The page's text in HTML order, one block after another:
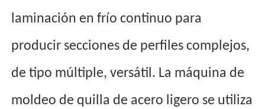
laminación en frío continuo para
producir secciones de perfiles complejos,
de tipo múltiple, versátil. La máquina de
moldeo de quilla de acero ligero se utiliza